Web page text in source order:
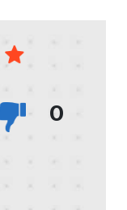
0